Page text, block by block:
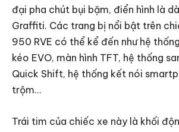
đại pha chút bụi bặm, điển hình là
Graffiti. Các trang bị nổi bật trên
950 RVE có thể kể đến như hệ
kéo EVO, màn hình TFT, hệ thống
Quick Shift, hệ thống kết nói
trộm…
Trái tim của chiếc xe này là khối